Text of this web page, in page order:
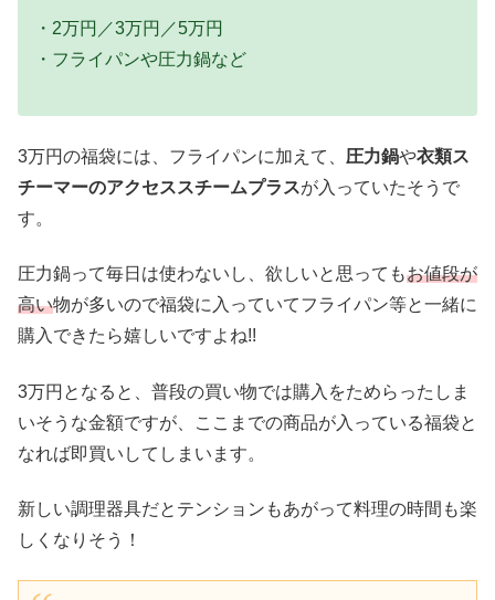
・2万円／3万円／5万円
・フライパンや圧力鍋など
3万円の福袋には、フライパンに加えて、 圧力鍋や衣類ス
チーマーのアクセススチームプラスが入っていたそうで
す。
圧力鍋って毎日は使わないし、欲しいと思ってもお値段が
高い物が多いので福袋に入っていてフライパン等と一緒に
購入できたら嬉しいですよね!!
3万円となると、普段の買い物では購入をためらったしま
いそうな金額ですが、ここまでの商品が入っている福袋と
なれば即買いしてしまいます。
新しい調理器具だとテンションもあがって料理の時間も楽
しくなりそう！